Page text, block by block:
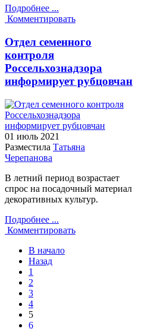
Подробнее ...
Комментировать
Отдел семенного
контроля
Россельхознадзора
информирует рубцовчан
01 июль 2021
Разместила Татьяна
Черепанова
В летний период возрастает
спрос на посадочный материал
декоративных культур.
Подробнее ...
Комментировать
В начало
Назад
1
2
3
4
5
6